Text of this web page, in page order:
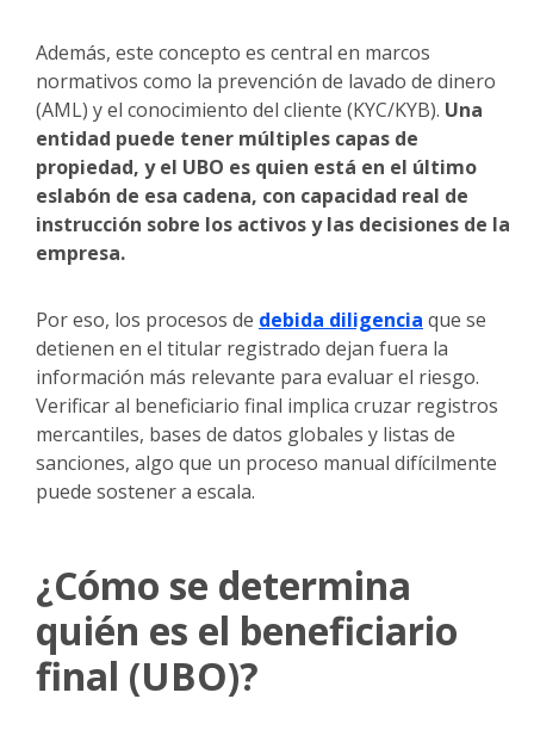
Además, este concepto es central en marcos
normativos como la prevención de lavado de dinero
(AML) y el conocimiento del cliente (KYC/KYB). Una
entidad puede tener múltiples capas de
propiedad, y el UBO es quien está en el último
eslabón de esa cadena, con capacidad real de
instrucción sobre los activos y las decisiones de la
empresa.
Por eso, los procesos de debida diligencia que se
detienen en el titular registrado dejan fuera la
información más relevante para evaluar el riesgo.
Verificar al beneficiario final implica cruzar registros
mercantiles, bases de datos globales y listas de
sanciones, algo que un proceso manual difícilmente
puede sostener a escala.
¿Cómo se determina
quién es el beneficiario
final (UBO)?